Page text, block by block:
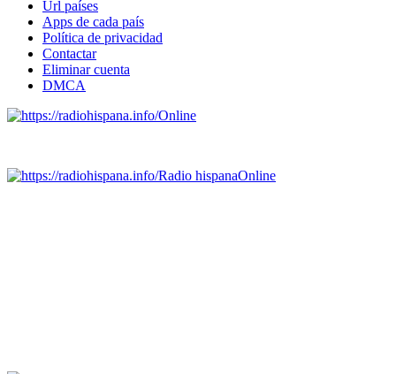
Url países
Apps de cada país
Política de privacidad
Contactar
Eliminar cuenta
DMCA
Online
Radio hispanaOnline